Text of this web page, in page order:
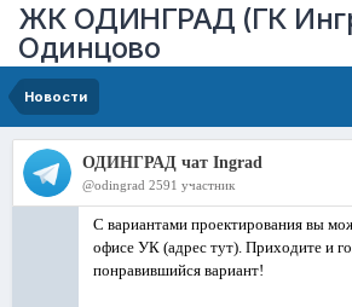
ЖК ОДИНГРАД (ГК
Одинцово
Новости